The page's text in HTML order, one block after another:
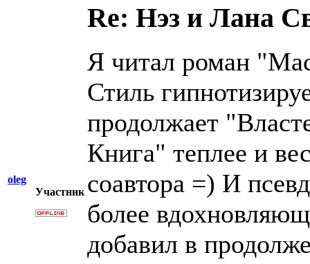
oleg
Участник
Re: Нэз и Лана
Я читал роман
Стиль
продолжает
Книга" теплее и
соавтора =) И
более
добавил в